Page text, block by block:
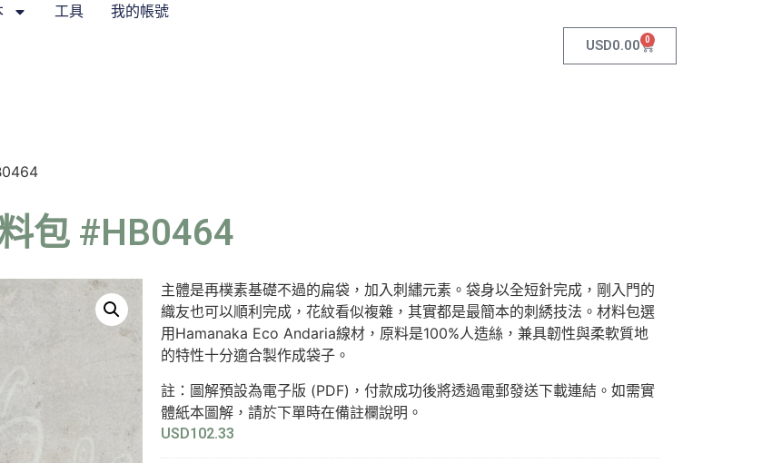
工具 我的帳號
USD0.00 0
包 #HB0464
主體是再樸素基礎不過的扁袋，加入刺繡元素。袋身以全短針完成，剛入門的
織友也可以順利完成，花紋看似複雜，其實都是最簡本的刺綉技法。材料包選
用Hamanaka Eco Andaria線材，原料是100%人造絲，兼具韌性與柔軟質地
的特性十分適合製作成袋子。
註：圖解預設為電子版 (PDF)，付款成功後將透過電郵發送下載連結。如需實
體紙本圖解，請於下單時在備註欄說明。
USD102.33